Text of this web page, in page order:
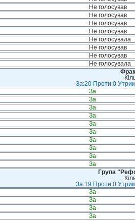
Не голосував
Не голосував
Не голосував
Не голосував
Не голосувала
Не голосував
Не голосував
Не голосувала
За:20 Проти:0
За
За
За
За
За
За
За
За
За
За
Група
За:19 Проти:0
За
За
За
За